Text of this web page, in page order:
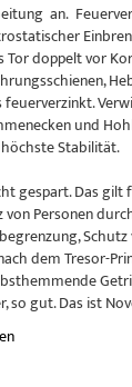
an.
Tor doppelt vor
und
Stabilität.
gespart. Das
Personen
dem Tresor-
so gut. Das ist